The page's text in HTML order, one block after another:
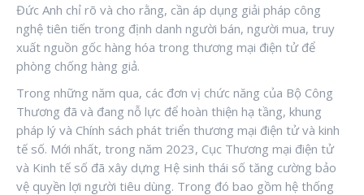
Đức Anh chỉ rõ và cho rằng, cần áp dụng giải pháp công
nghệ tiên tiến trong định danh người bán, người mua, truy
xuất nguồn gốc hàng hóa trong thương mại điện tử để
phòng chống hàng giả.
Trong những năm qua, các đơn vị chức năng của Bộ Công
Thương đã và đang nỗ lực để hoàn thiện hạ tầng, khung
pháp lý và Chính sách phát triển thương mại điện tử và kinh
tế số. Mới nhất, trong năm 2023, Cục Thương mại điện tử
và Kinh tế số đã xây dựng Hệ sinh thái số tăng cường bảo
vệ quyền lợi người tiêu dùng. Trong đó bao gồm hệ thống